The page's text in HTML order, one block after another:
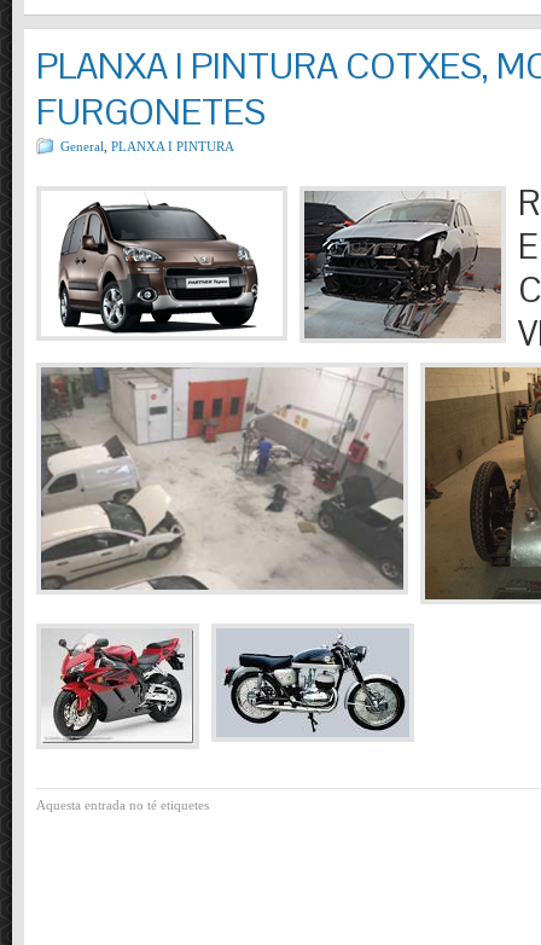
PLANXA I PINTURA COTXES,
FURGONETES
General PLANXA I PINTURA
Aquesta entrada no té etiquetes